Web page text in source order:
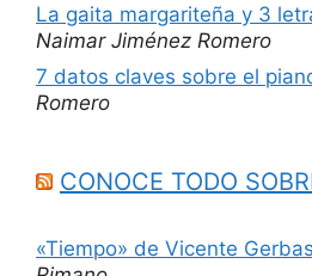
La gaita margariteña y 3
Naimar Jiménez Romero
7 datos claves sobre el
Romero
CONOCE TODO
«Tiempo» de Vicente